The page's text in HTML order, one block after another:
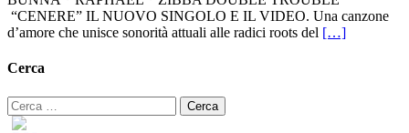
“CENERE” IL NUOVO SINGOLO E IL VIDEO. Una canzone
d’amore che unisce sonorità attuali alle radici roots del […]
Cerca
Ricerca
per: